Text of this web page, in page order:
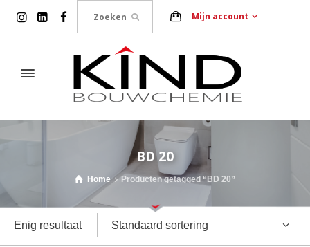
Mijn account
BD 20
Home Producten getagged “BD 20”
Enig resultaat Standaard sortering